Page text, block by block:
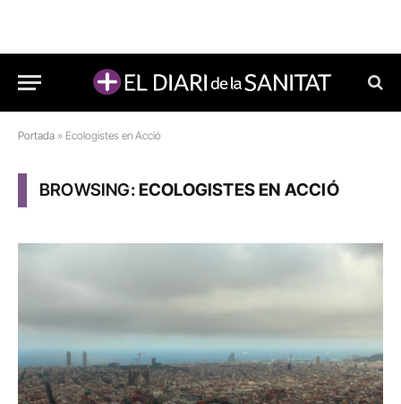
Portada » Ecologistes en Acció
BROWSING:ECOLOGISTES EN ACCIÓ